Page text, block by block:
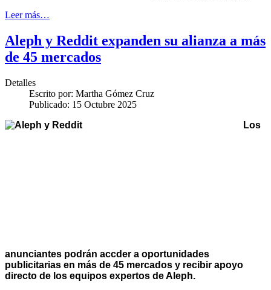
Leer más…
Aleph y Reddit expanden su alianza a más
de 45 mercados
Detalles
Escrito por: Martha Gómez Cruz
Publicado: 15 Octubre 2025
Los
anunciantes podrán accder a oportunidades
publicitarias en más de 45 mercados y recibir apoyo
directo de los equipos expertos de Aleph.